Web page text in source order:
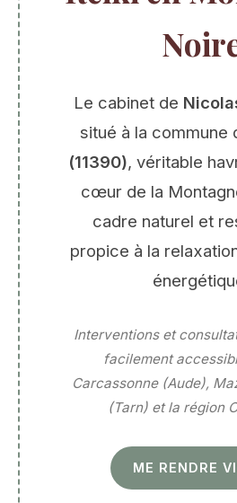
Le cabinet de
situé à la commune
(11390), véritable
cœur de la
cadre naturel et
propice à la
Interventions et
facilement
Carcassonne (Aude),
(Tarn) et la région
ME RENDRE